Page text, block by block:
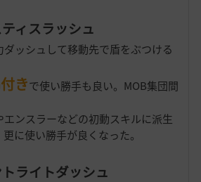
ィスラッシュ
ッシュして移動先で盾をぶつける
きで使い勝手も良い。MOB集団間
ンスラーなどの初動スキルに派生
に使い勝手が良くなった。
ライトダッシュ